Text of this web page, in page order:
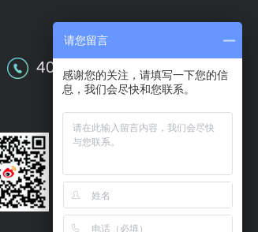
全国售前咨询
400-609-0086
关注华天动力
请您留言
感谢您的关注，请填写一下您的信
息，我们会尽快和您联系。